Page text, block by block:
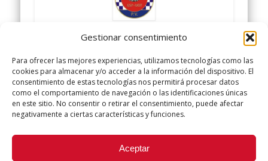
Gestionar consentimiento
Para ofrecer las mejores experiencias, utilizamos tecnologías como las
cookies para almacenar y/o acceder a la información del dispositivo. El
consentimiento de estas tecnologías nos permitirá procesar datos
como el comportamiento de navegación o las identificaciones únicas
en este sitio. No consentir o retirar el consentimiento, puede afectar
negativamente a ciertas características y funciones.
Aceptar
SINDICATO POLICIA LOCAL
UGT
Did you like this article? Share it with your friends!